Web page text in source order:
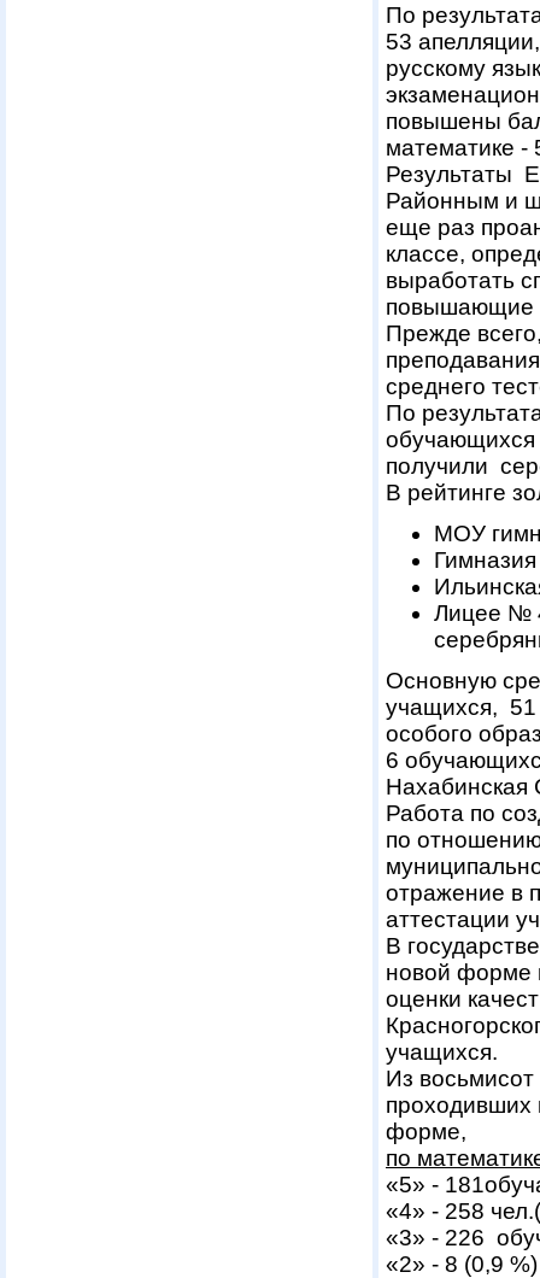
По
53
русскому
повышены
математике -
Результаты
Районным и
еще раз
классе,
выработать
повышающие
Прежде
среднего
По
обучающихся
получили
В рейтинге
МОУ
Лицее №
Основную
учащихся, 51
особого
6
Работа по
по
отражение в
аттестации
В
новой форме
оценки
учащихся.
Из
проходивших
форме,
по
«5» -
«4» - 258
«3» -
«2» - 8